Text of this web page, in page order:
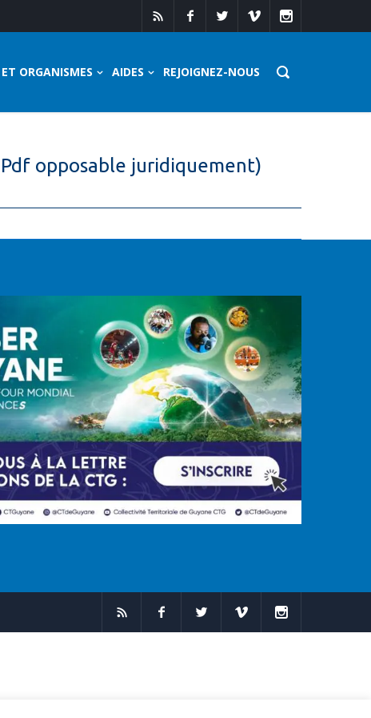
ORGANISMES AIDES REJOIGNEZ-NOUS
opposable juridiquement)